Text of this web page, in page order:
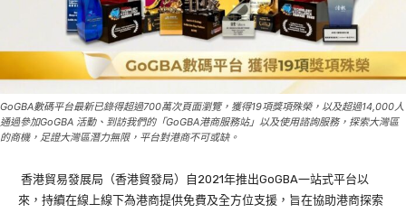
GoGBA數碼平台最新已錄得超過700萬次頁面瀏覽，獲得19項獎項殊榮，以及超過14,000人
通過參加GoGBA 活動、到訪我們的「GoGBA港商服務站」以及使用諮詢服務，探索大灣區
的商機，足證大灣區潛力無限，平台對港商不可或缺。
香港貿易發展局（香港貿發局）自2021年推出GoGBA一站式平台以
來，持續在線上線下為港商提供免費及全方位支援，旨在協助港商探索